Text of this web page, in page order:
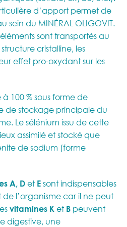
d’apport permet de
sein du MINÉRAL OLIGOVIT.
sont transportés au
cristalline, les
effet pro-oxydant sur les
100 % sous forme de
de stockage principale du
Le sélénium issu de cette
assimilé et stocké que
de sodium (forme
A, D et E sont indispensables
l’organisme car il ne peut
vitamines K et B peuvent
digestive, une